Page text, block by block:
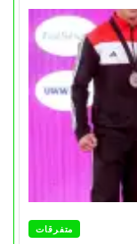
متفرقات